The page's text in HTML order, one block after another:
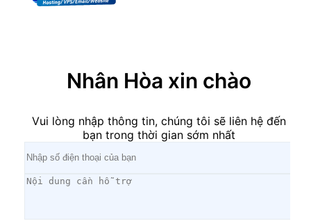
Nhân Hòa xin chào
Vui lòng nhập thông tin, chúng tôi sẽ liên hệ đến
bạn trong thời gian sớm nhất